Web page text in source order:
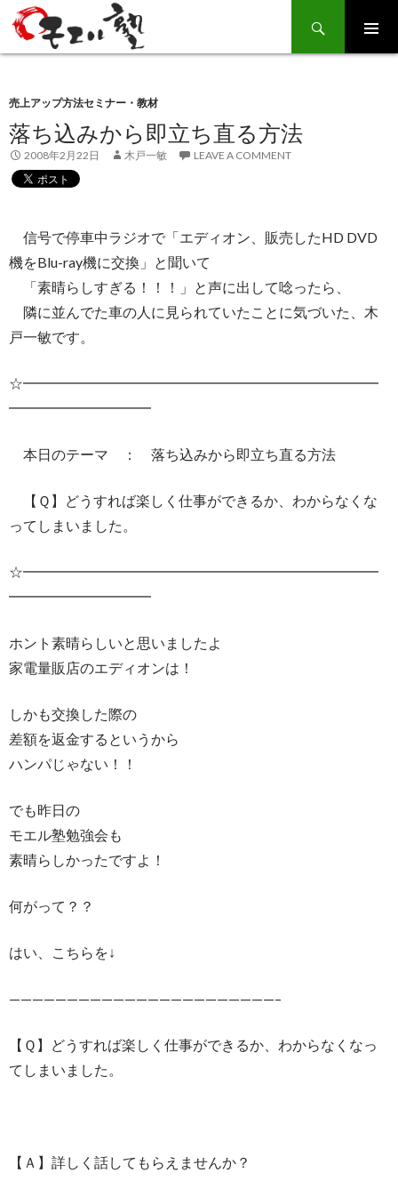
Search
SKIP
TO
売上アップ方法セミナー・教材
落ち込みから即立ち直る方法
2008年2月22日 木戸一敏 LEAVE A COMMENT
信号で停車中ラジオで「エディオン、販売したHD DVD
機をBlu-ray機に交換」と聞いて
「素晴らしすぎる！！！」と声に出して唸ったら、
隣に並んでた車の人に見られていたことに気づいた、木
戸一敏です。
☆━━━━━━━━━━━━━━━━━━━━━━━━━
━━━━━━━━━━
本日のテーマ ： 落ち込みから即立ち直る方法
【Ｑ】どうすれば楽しく仕事ができるか、わからなくな
ってしまいました。
☆━━━━━━━━━━━━━━━━━━━━━━━━━
━━━━━━━━━━
ホント素晴らしいと思いましたよ
家電量販店のエディオンは！
しかも交換した際の
差額を返金するというから
ハンパじゃない！！
でも昨日の
モエル塾勉強会も
素晴らしかったですよ！
何がって？？
はい、こちらを↓
———————————————————————–
【Ｑ】どうすれば楽しく仕事ができるか、わからなくなっ
てしまいました。
【Ａ】詳しく話してもらえませんか？